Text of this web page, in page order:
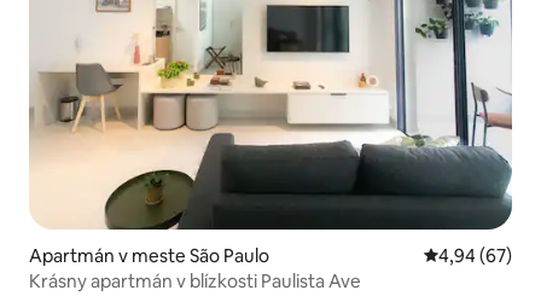
Apartmán v meste São Paulo Priemerné
4,94 (67)
Krásny apartmán v blízkosti Paulista Ave